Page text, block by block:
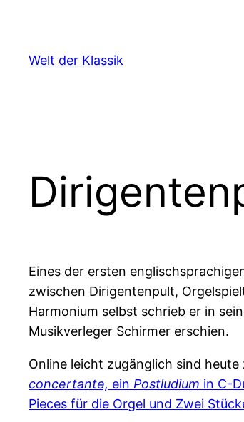
springen
Welt der Klassik
Eines der ersten
zwischen Dirigentenpult,
Harmonium selbst schrieb er in
Musikverleger Schirmer erschien.
Online leicht zugänglich sind
concertante, ein Postludium in C-
Pieces für die Orgel und Zwei